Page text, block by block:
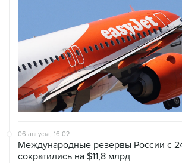
06 августа, 16:02
Международные резервы России с
сократились на $11,8 млрд